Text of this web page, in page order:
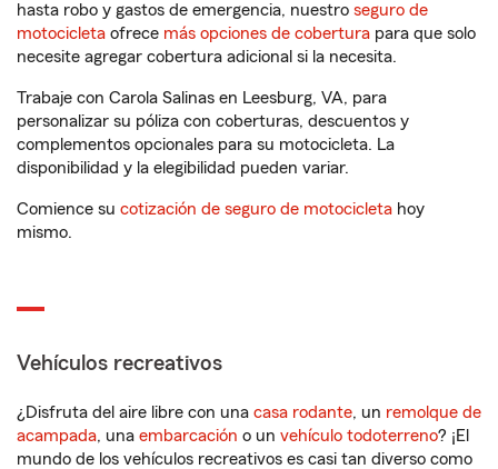
hasta robo y gastos de emergencia, nuestro seguro de
motocicleta ofrece más opciones de cobertura para que solo
necesite agregar cobertura adicional si la necesita.
Trabaje con Carola Salinas en Leesburg, VA, para
personalizar su póliza con coberturas, descuentos y
complementos opcionales para su motocicleta. La
disponibilidad y la elegibilidad pueden variar.
Comience su cotización de seguro de motocicleta hoy
mismo.
Vehículos recreativos
¿Disfruta del aire libre con una casa rodante, un remolque de
acampada, una embarcación o un vehículo todoterreno? ¡El
mundo de los vehículos recreativos es casi tan diverso como